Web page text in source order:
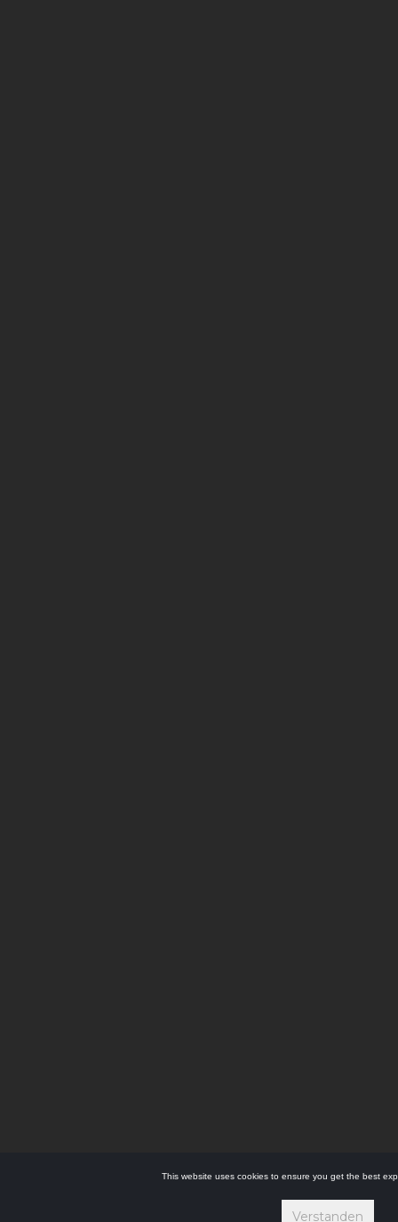
This website uses cookies to ensure you get the best
Verstanden